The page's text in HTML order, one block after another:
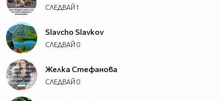
СЛЕДВАЙ1
Slavcho Slavkov
СЛЕДВАЙ 0
Желка Стефанова
СЛЕДВАЙ 0